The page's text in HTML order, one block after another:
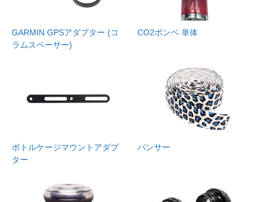
GARMIN GPSアダプター (コ
ラムスペーサー)
CO2ボンベ 単体
ボトルケージマウントアダプ
ター
パンサー